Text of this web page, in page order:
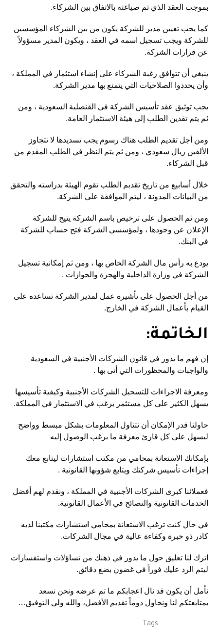
بموجب العقد الذي تم صياغته بالاتفاق بين الشركاء.
كما يجب تعيين مدير للشركة يكون من بين الشركاء المؤسسين
للشركة ويجب تسجيل اسمه في العقد ، ويكون المدير مسؤولاً
عن قرارات الشركة.
ينبغي أن تتوافق رغبة الشركاء على إنشاء استثمار في المملكة ،
وأن يحددوا الصلاحيات التي يتمتع بها مدير الشركة.
يجب توثيق عقد تأسيس الشركة في القنصلية السعودية ، ومن
ثم يتم تقدين الطلب إلى هيئة الاستثمار العامة.
ومن أجل تقديم الطلب هناك رسوم يجب تسديدها لا تتجاوز
الألفين ريال سعودي ، ومن ثم يتم النظر في الطلب المقدم من
قبل الشركاء.
خلال أسابيع من تاريخ تقديم الطلب تقوم الهيئة بدراسته والتحقق
من البيانات المدونة ، ليتم الموافقة على الشركة.
ومن ثم الحصول على ترخيص باسم الشركة يتيح للشركة
الإعلان عن وجودها ، ولمؤسسي الشركة فتح حساب للشركة
في البنك.
يودع به رأس مال الشركة الخاص بها ، ومن ثم إمكانية تسجيل
الشركة في وزارة الداخلية والهجرة والجوازات .
من أجل الحصول على تأشيرة عمل لمدير الشركة تساعده على
القيام بأعمال الشركة في الخارج.
الخاتمة:
إن فهم ما يدور في قانون الشركات الأجنبية في السعودية
والواجبات والمحظورات التي أتى بها .
ومعرفة الاجراءات للتسجيل الشركات الأجنبية وكيفية تأسيسها
يسهل الكثير على كل مستثمر يرغب في الاستثمار في المملكة.
حاولنا قدر الإمكان أن نتناول المعلومات بشكل مبسط وواضح
ليسهل على كل قارئ معرفة ما يرغب الوصول إليه
بإمكانك الاستعانة بمحامي من مكتب استشارات ليتابع معك
إجراءات تأسيس شركتك ويتابع شؤونها القانونية .
فعملائنا كبرى الشركات الأجنبية في المملكة ، ونقدم لهم أفضل
الخدمات القانونية والنصائح في الأعمال القانونية.
في حال كنت ترغب الاستعانة بمحامي استشارات مكتبنا لديه
كادر ذو خبرة وكفاءة عالية في مجال الشركات.
اترك لنا تعليق حول ما يدور في ذهنك من تساؤلات واستفسارات
ليتم الرد عليك فوراً في غضون بضع دقائق.
نأمل أن يكون قد نال اعجابكم ما تم عرضه ونحن نسعد
بمتابعتكم لنا ونحاول دوماً تقديم الأفضل، والله ولي التوفيق…
Tags :